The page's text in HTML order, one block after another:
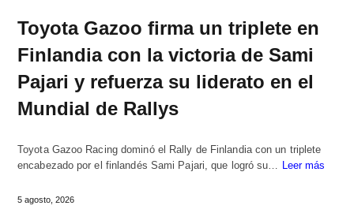
Toyota Gazoo firma un triplete en
Finlandia con la victoria de Sami
Pajari y refuerza su liderato en el
Mundial de Rallys
Toyota Gazoo Racing dominó el Rally de Finlandia con un triplete
encabezado por el finlandés Sami Pajari, que logró su… Leer más
5 agosto, 2026